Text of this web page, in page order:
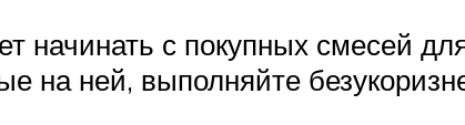
начинать с покупных смесей
на ней, выполняйте